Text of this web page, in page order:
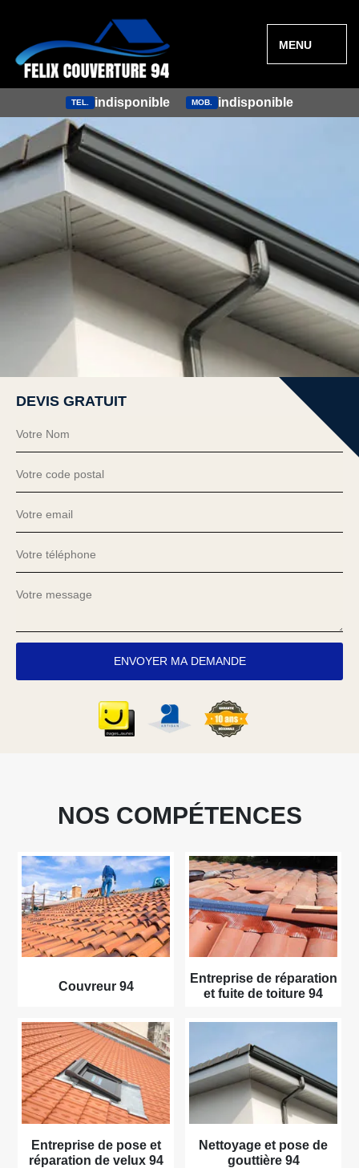
MENU
TEL. indisponible MOB. indisponible
DEVIS GRATUIT
NOS COMPÉTENCES
Couvreur 94
Entreprise de réparation
et fuite de toiture 94
Entreprise de pose et
réparation de velux 94
Nettoyage et pose de
gouttière 94